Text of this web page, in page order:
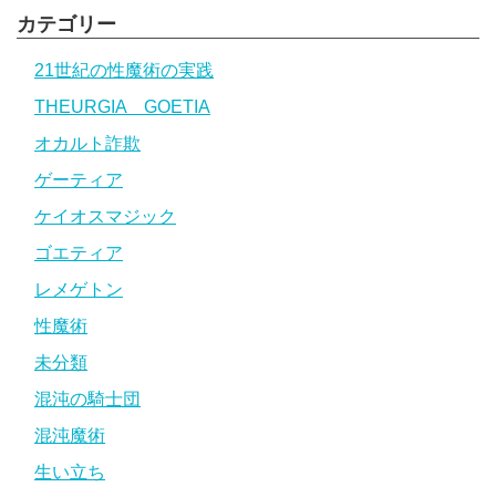
カテゴリー
21世紀の性魔術の実践
THEURGIA GOETIA
オカルト詐欺
ゲーティア
ケイオスマジック
ゴエティア
レメゲトン
性魔術
未分類
混沌の騎士団
混沌魔術
生い立ち